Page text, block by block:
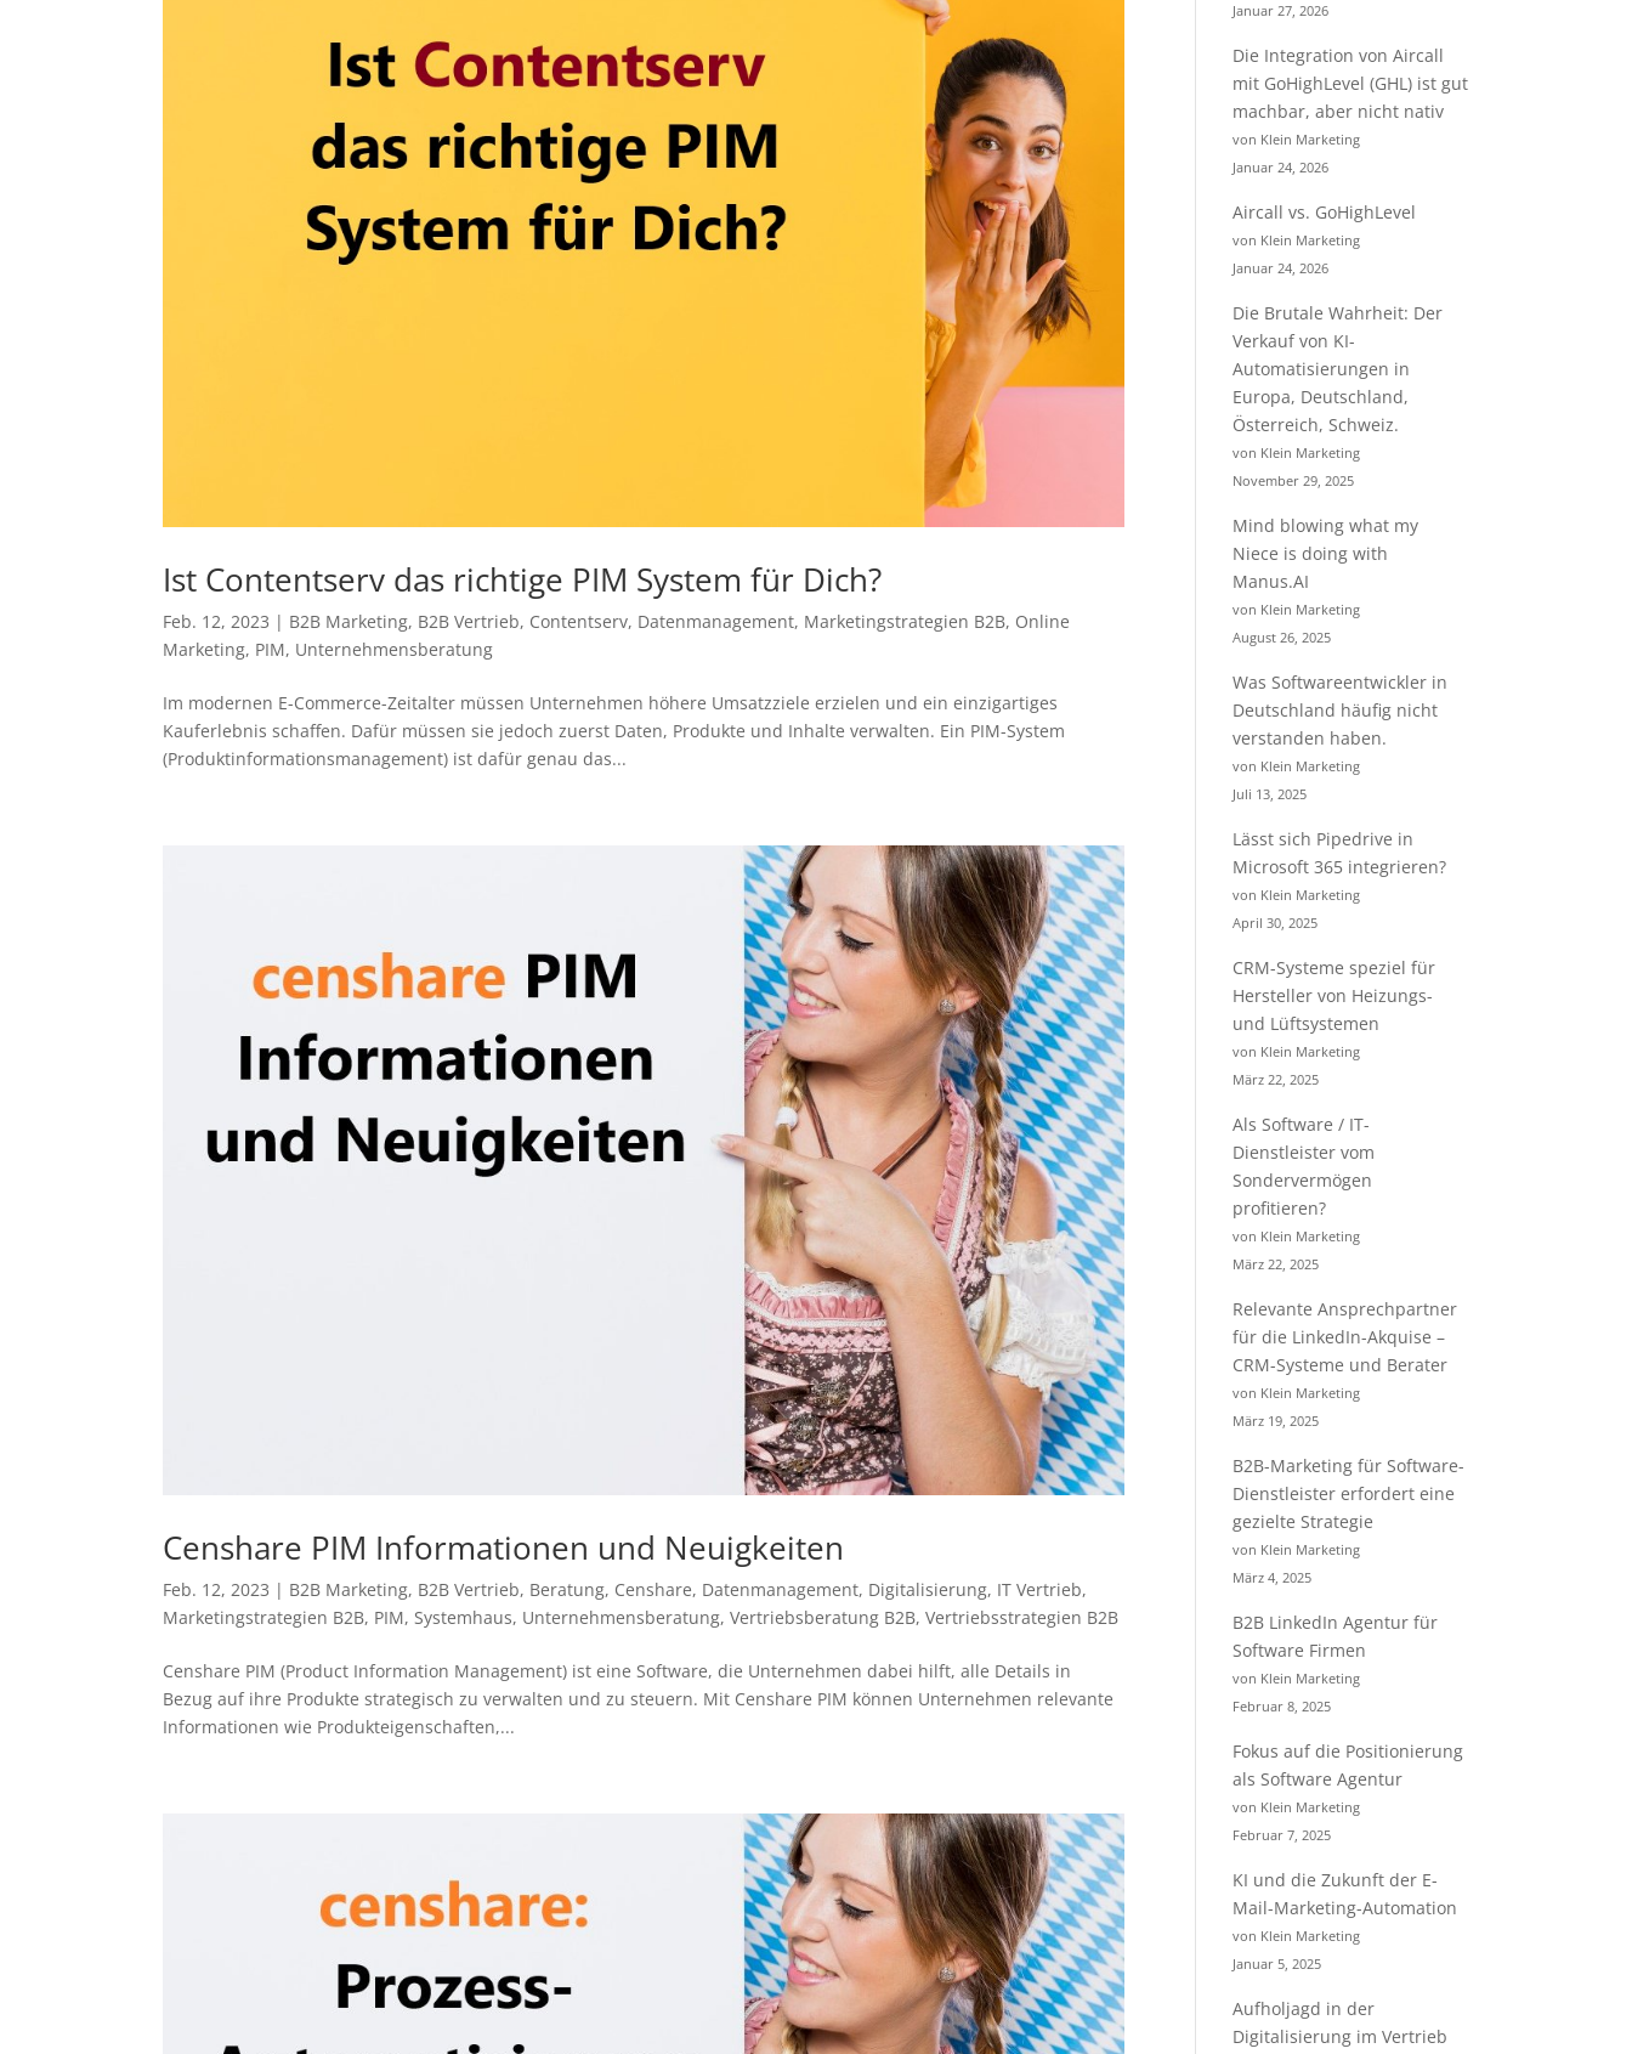
Ist Contentserv das richtige PIM System für Dich?
Feb. 12, 2023 | B2B Marketing, B2B Vertrieb, Contentserv, Datenmanagement, Marketingstrategien B2B, Online
Marketing, PIM, Unternehmensberatung
Im modernen E-Commerce-Zeitalter müssen Unternehmen höhere Umsatzziele erzielen und ein einzigartiges
Kauferlebnis schaffen. Dafür müssen sie jedoch zuerst Daten, Produkte und Inhalte verwalten. Ein PIM-System
(Produktinformationsmanagement) ist dafür genau das...
Censhare PIM Informationen und Neuigkeiten
Feb. 12, 2023 | B2B Marketing, B2B Vertrieb, Beratung, Censhare, Datenmanagement, Digitalisierung, IT Vertrieb,
Marketingstrategien B2B, PIM, Systemhaus, Unternehmensberatung,Vertriebsberatung B2B,Vertriebsstrategien B2B
Censhare PIM (Product Information Management) ist eine Software, die Unternehmen dabei hilft, alle Details in
Bezug auf ihre Produkte strategisch zu verwalten und zu steuern. Mit Censhare PIM können Unternehmen relevante
Informationen wie Produkteigenschaften,...
Januar 27, 2026
Die Integration von Aircall
mit GoHighLevel (GHL) ist gut
machbar, aber nicht nativ
von Klein Marketing
Januar 24, 2026
Aircall vs. GoHighLevel
von Klein Marketing
Januar 24, 2026
Die Brutale Wahrheit: Der
Verkauf von KI-
Automatisierungen in
Europa, Deutschland,
Österreich, Schweiz.
von Klein Marketing
November 29, 2025
Mind blowing what my
Niece is doing with
Manus.AI
von Klein Marketing
August 26, 2025
Was Softwareentwickler in
Deutschland häufig nicht
verstanden haben.
von Klein Marketing
Juli 13, 2025
Lässt sich Pipedrive in
Microsoft 365 integrieren?
von Klein Marketing
April 30, 2025
CRM-Systeme speziel für
Hersteller von Heizungs-
und Lüftsystemen
von Klein Marketing
März 22, 2025
Als Software / IT-
Dienstleister vom
Sondervermögen
profitieren?
von Klein Marketing
März 22, 2025
Relevante Ansprechpartner
für die LinkedIn-Akquise –
CRM-Systeme und Berater
von Klein Marketing
März 19, 2025
B2B-Marketing für Software-
Dienstleister erfordert eine
gezielte Strategie
von Klein Marketing
März 4, 2025
B2B LinkedIn Agentur für
Software Firmen
von Klein Marketing
Februar 8, 2025
Fokus auf die Positionierung
als Software Agentur
von Klein Marketing
Februar 7, 2025
KI und die Zukunft der E-
Mail-Marketing-Automation
von Klein Marketing
Januar 5, 2025
Aufholjagd in der
Digitalisierung im Vertrieb